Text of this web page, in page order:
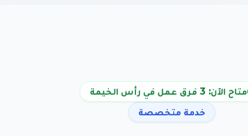
متاح الآن: 3 فرق عمل في رأس الخيمة
خدمة متخصصة